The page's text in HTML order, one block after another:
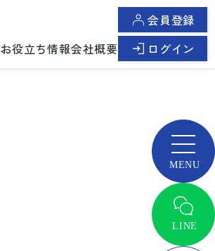
お役立ち情報会社概要
会員登録
ログイン